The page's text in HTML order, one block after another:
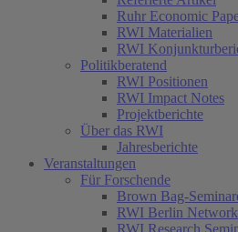
Ruhr Economic
RWI Materialien
RWI
Politikberatend
RWI Positionen
RWI Impact Notes
Projektberichte
Über das RWI
Jahresberichte
Veranstaltungen
Für Forschende
Brown Bag-
RWI Berlin
RWI Research